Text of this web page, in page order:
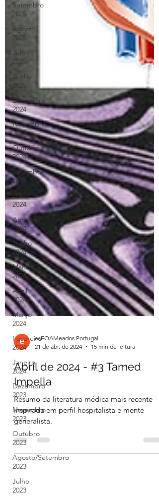
Setembro
2025
Agosto
2025
Julho
2025
Junho
2025
Dezembro
2024
Novembro
2024
Outubro
2024
Setembro
2024
Julho
2024
Agosto
2024
Junho
2024
Maio
2024
Abril
2024
Março
2024
Fevereiro
2024
Janeiro
2024
Dezembro
2023
Novembro
2023
Outubro
2023
Agosto/Setembro
2023
Julho
2023
esFOAMeados Portugal
21 de abr. de 2024
15 min de leitura
Abril de 2024 - #3 Tamed
Impella
Resumo da literatura médica mais recente
inspirada em perfil hospitalista e mente
generalista.